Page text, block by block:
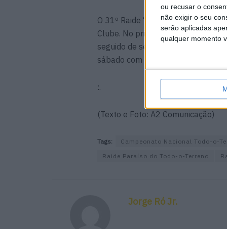
ou recusar o
não exigir o seu
serão aplicadas
qualquer momento
O 31º Raide “Paraíso do Todo-o-
Clube. No primeiro dia de prova
seguido de setor seletivo (SS1)
sábado com a realização dos 75
:.
(Texto e Foto: A2 Comunicação)
Tags: Campeonato Nacional Todo-o-
Raide Paraíso do Todo-o-Terreno
Jorge Ró Jr.